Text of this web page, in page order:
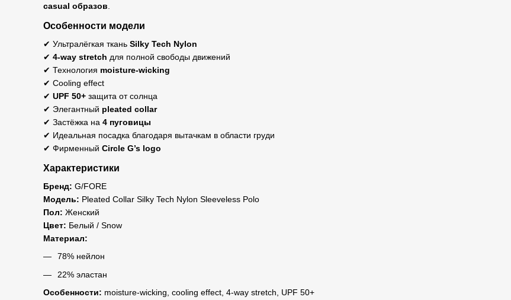
casual образов
Особенности модели
✔ Ультралёгкая ткань Silky Tech Nylon
✔ 4-way stretch для полной свободы движений
✔ Технология moisture-wicking
✔ Cooling effect
✔ UPF 50+защита от солнца
✔ Элегантный pleated collar
✔ Застёжка на 4 пуговицы
✔ Идеальная посадка благодаря вытачкам в области груди
✔ Фирменный Circle G’s logo
Характеристики
Бренд: G/FORE
Модель: Pleated Collar Silky Tech Nylon Sleeveless Polo
Пол: Женский
Цвет: Белый / Snow
Материал:
78% нейлон
22% эластан
Особенности: moisture-wicking, cooling effect, 4-way stretch, UPF 50+